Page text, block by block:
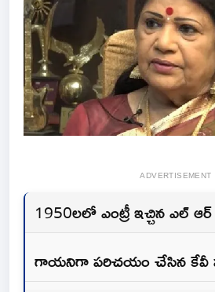
ADVERTISEMENT
1950లలో ఎంట్రీ ఇచ్చిన ఎల్
గాయనిగా పరిచయం చేసిన